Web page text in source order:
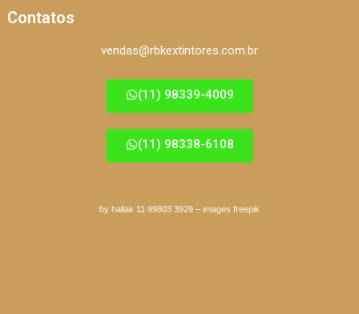
Contatos
vendas@rbkextintores.com.br
(11) 98339-4009
(11) 98338-6108
by hallak 11 99803 3929 – images freepik